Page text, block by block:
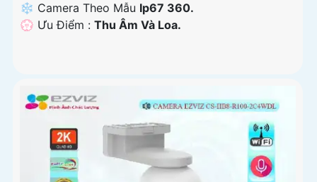
❄ Camera Theo Mẫu Ip67 360.
️💮 Ưu Điểm : Thu Âm Và Loa.